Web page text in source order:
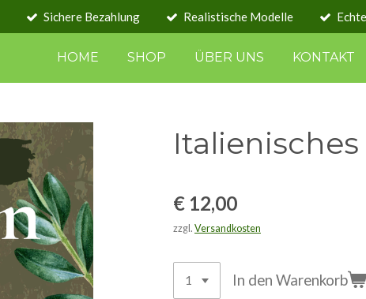
Sichere Bezahlung Realistische Modelle
HOME SHOP ÜBER UNS KONTAKT
Italienisches
€ 12,00
zzgl. Versandkosten
In den Warenkorb